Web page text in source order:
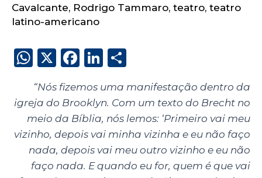
Cavalcante, Rodrigo Tammaro, teatro, teatro
latino-americano
W
a
ts
A
p
p
X
F
c
e
b
o
o
Li
k
e
dI
n
a
re
“Nós fizemos uma manifestação dentro da
igreja do Brooklyn. Com um texto do Brecht no
meio da Bíblia, nós lemos: ‘Primeiro vai meu
vizinho, depois vai minha vizinha e eu não faço
nada, depois vai meu outro vizinho e eu não
faço nada. E quando eu for, quem é que vai